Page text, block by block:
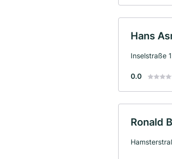
Hans
Inselstraße
0.0
Ronald